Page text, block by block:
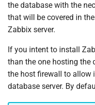
the database with the
that will be covered in
Zabbix server.
If you intent to install
than the one hosting the
the host firewall to allow
database server. By